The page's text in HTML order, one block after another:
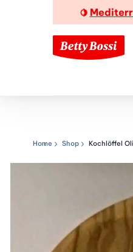
🍋
Home Shop Kochlöffel